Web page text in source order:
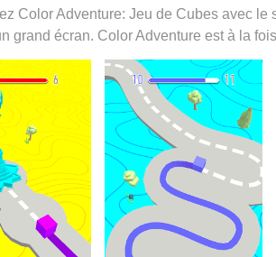
multi-instances de MEmu permet 2 ou
le moteur d’émulation exclusif peut
Color Adventure: Jeu de Cubes avec le
grand écran. Color Adventure est à la